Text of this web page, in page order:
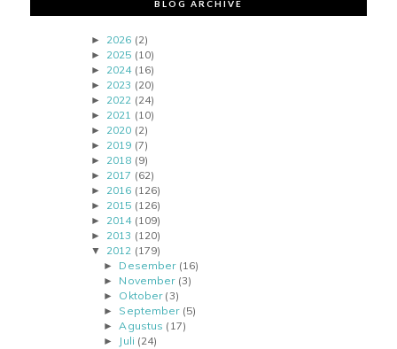
BLOG ARCHIVE
► 2026 (2)
► 2025 (10)
► 2024 (16)
► 2023 (20)
► 2022 (24)
► 2021 (10)
► 2020 (2)
► 2019 (7)
► 2018 (9)
► 2017 (62)
► 2016 (126)
► 2015 (126)
► 2014 (109)
► 2013 (120)
▼ 2012 (179)
► Desember (16)
► November (3)
► Oktober (3)
► September (5)
►Agustus (17)
► Juli (24)